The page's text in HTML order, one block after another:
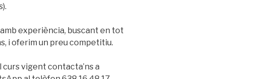
experiència, buscant en tot
i oferim un preu competitiu.
vigent contacta’ns a